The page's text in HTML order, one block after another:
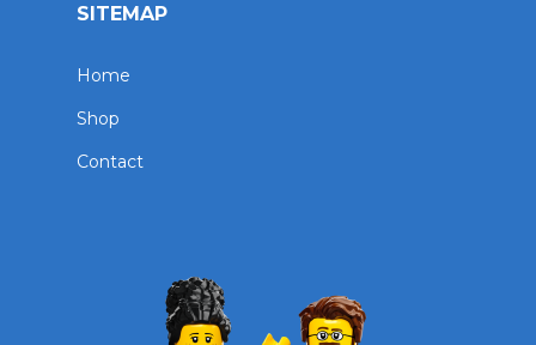
SITEMAP
Home
Shop
Contact